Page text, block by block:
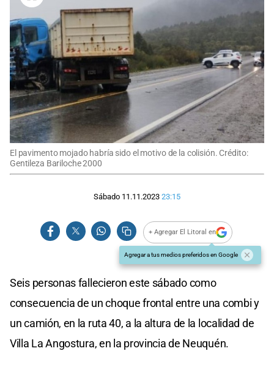
El pavimento mojado habría sido el motivo de la colisión. Crédito:
Gentileza Bariloche 2000
Sábado 11.11.2023 23:15
+ Agregar El Litoral en
Agregar a tus medios preferidos en Google
Seis personas fallecieron este sábado como
consecuencia de un choque frontal entre una combi y
un camión, en la ruta 40, a la altura de la localidad de
Villa La Angostura, en la provincia de Neuquén.